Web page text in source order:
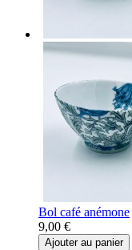
Bol café anémone
9,00 €
Ajouter au panier